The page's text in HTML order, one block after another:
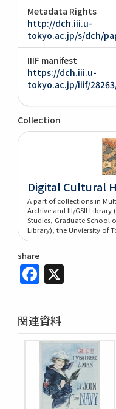
Metadata Rights
http://dch.iii.u-
tokyo.ac.jp/s/dch/
IIIF manifest
https://dch.iii.u-
tokyo.ac.jp/iiif/
Collection
Digital Cultural
A part of collections in
Archive and III/GSII
Studies, Graduate School
Library), the Unviersity of
share
Facebook
関連資料